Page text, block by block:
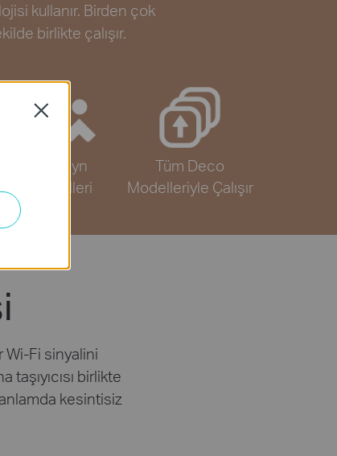
kullanır. Birden çok
birlikte çalışır.
Ebeveyn
Kontrolleri
Tüm Deco
Modelleriyle Çalışır
Wi-Fi sinyalini
birlikte
kesintisiz
Close